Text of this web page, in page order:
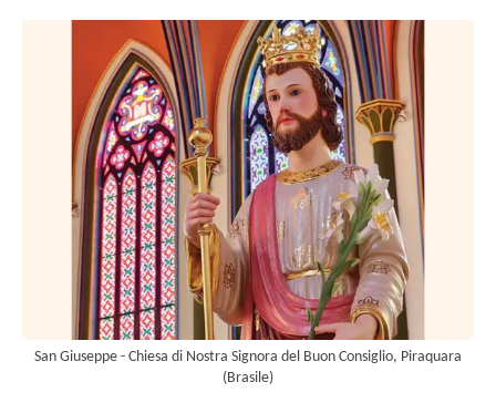
San Giuseppe - Chiesa di Nostra Signora del Buon Consiglio, Piraquara
(Brasile)